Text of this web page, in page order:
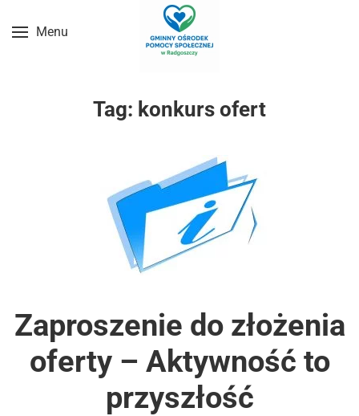
Przejdź do treści głównej
Menu
Tag: konkurs ofert
Zaproszenie do złożenia
oferty – Aktywność to
przyszłość